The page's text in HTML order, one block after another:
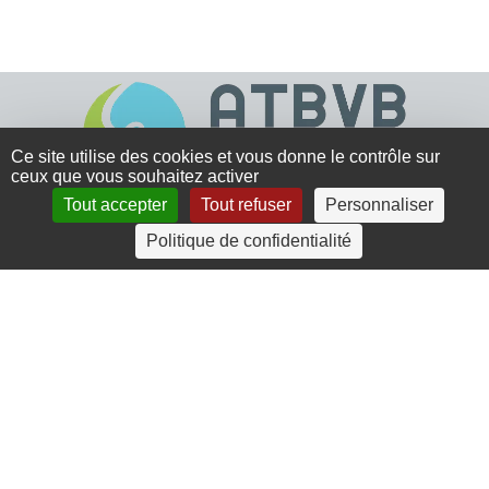
4 rue Crec’h-Ugen
22810 Belle Isle en Terre
Ce site utilise des cookies et vous donne le contrôle sur
ceux que vous souhaitez activer
Tout accepter
Tout refuser
Personnaliser
Politique de confidentialité